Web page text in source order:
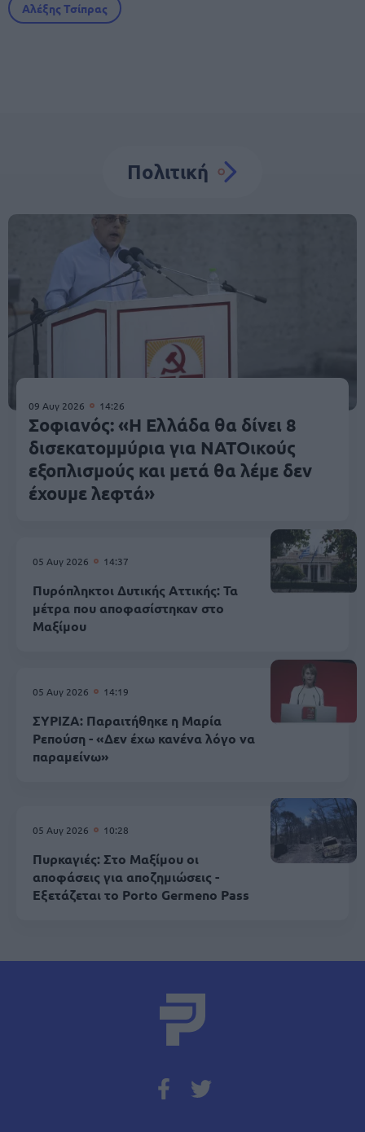
Αλέξης Τσίπρας
Πολιτική
09 Αυγ 2026 14:26
Σοφιανός: «Η Ελλάδα θα δίνει 8
δισεκατομμύρια για ΝΑΤΟικούς
εξοπλισμούς και μετά θα λέμε δεν
έχουμε λεφτά»
05 Αυγ 2026 14:37
Πυρόπληκτοι Δυτικής Αττικής: Τα
μέτρα που αποφασίστηκαν στο
Μαξίμου
05 Αυγ 2026 14:19
ΣΥΡΙΖΑ: Παραιτήθηκε η Μαρία
Ρεπούση - «Δεν έχω κανένα λόγο να
παραμείνω»
05 Αυγ 2026 10:28
Πυρκαγιές: Στο Μαξίμου οι
αποφάσεις για αποζημιώσεις -
Εξετάζεται το Porto Germeno Pass